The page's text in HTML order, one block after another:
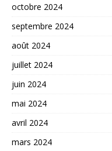
octobre 2024
septembre 2024
août 2024
juillet 2024
juin 2024
mai 2024
avril 2024
mars 2024